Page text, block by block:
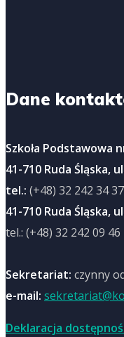
Dane
Szkoła Podstawowa
41-710 Ruda Śląska,
tel.: (+48) 32 242 34 37
41-710 Ruda Śląska,
tel.: (+48) 32 242 09 46
Sekretariat: czynny
e-mail:
Deklaracja